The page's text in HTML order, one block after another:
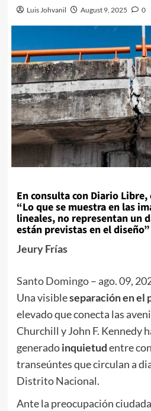
Luis Johvanil August 9, 2025 0
En consulta con Diario
“Lo que se muestra en las
lineales, no representan un
están previstas en el diseño”
Jeury Frías
Santo Domingo– ago. 09,
Una visibleseparación en el
elevado que conecta las
Churchill y John F. Kennedy
generadoinquietudentre
transeúntes que circulan a
Distrito Nacional.
Ante la preocupación